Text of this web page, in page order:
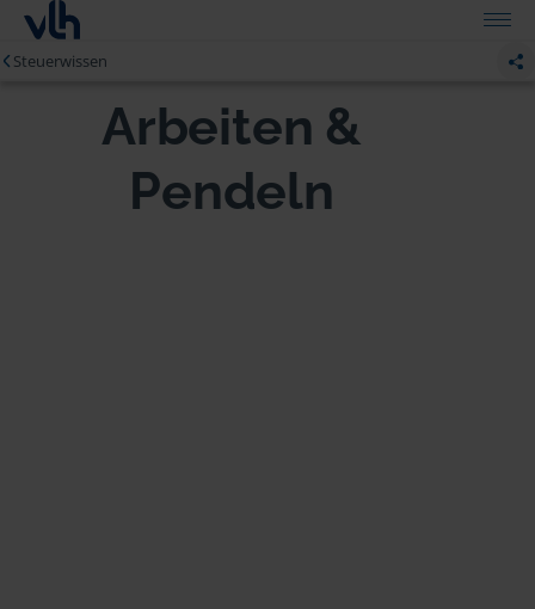
Steuerwissen
Arbeiten &
Pendeln